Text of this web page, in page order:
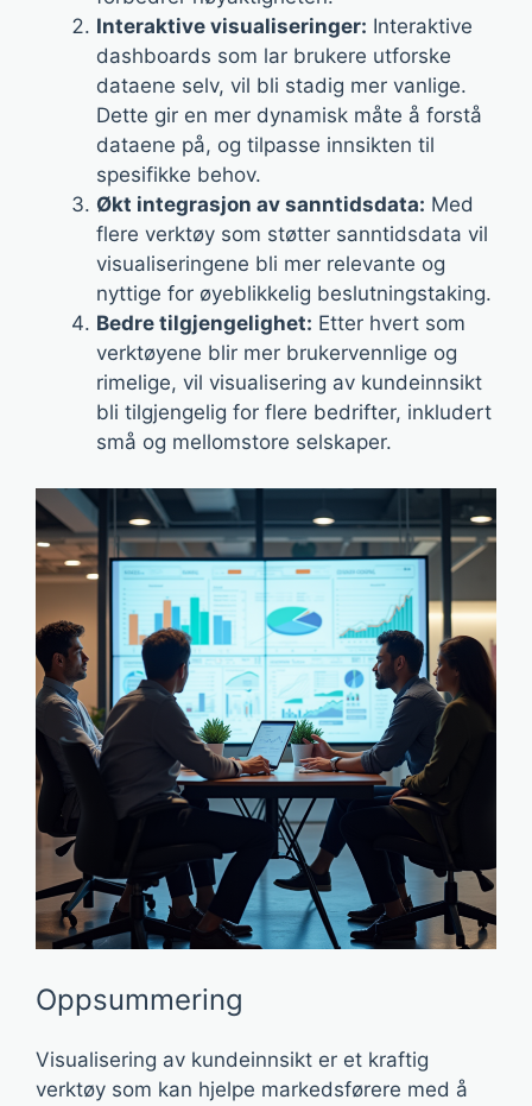
Interaktive visualiseringer: Interaktive
dashboards som lar brukere utforske
dataene selv, vil bli stadig mer vanlige.
Dette gir en mer dynamisk måte å forstå
dataene på, og tilpasse innsikten til
spesifikke behov.
Økt integrasjon av sanntidsdata: Med
flere verktøy som støtter sanntidsdata vil
visualiseringene bli mer relevante og
nyttige for øyeblikkelig beslutningstaking.
Bedre tilgjengelighet: Etter hvert som
verktøyene blir mer brukervennlige og
rimelige, vil visualisering av kundeinnsikt
bli tilgjengelig for flere bedrifter, inkludert
små og mellomstore selskaper.
Oppsummering
Visualisering av kundeinnsikt er et kraftig
verktøy som kan hjelpe markedsførere med å